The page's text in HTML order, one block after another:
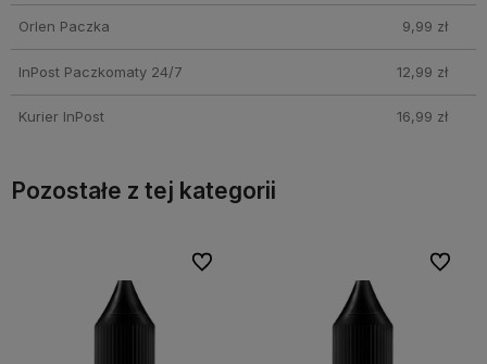
Orlen Paczka 9,99 zł
InPost Paczkomaty 24/7 12,99 zł
Kurier InPost 16,99 zł
Pozostałe z tej kategorii
Do ulubionych
Do ulubionych Do
Do